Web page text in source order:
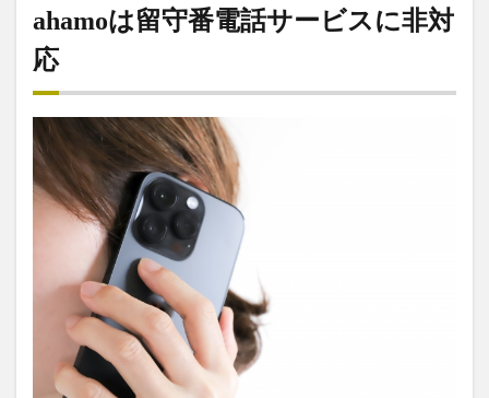
ahamoは留守番電話サービスに非対
応